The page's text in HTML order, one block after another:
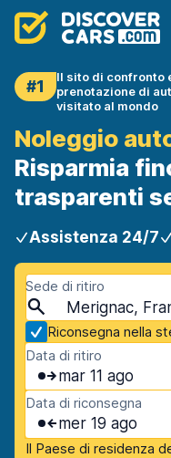
#1
Il sito di confronto
prenotazione di
visitato al mondo
Noleggio
Risparmia
trasparenti
Assistenza 24/7
Sede di ritiro
Merignac,
Riconsegna nella
Data di ritiro
mar 11 ago
Data di riconsegna
mer 19 ago
Il Paese di residenza